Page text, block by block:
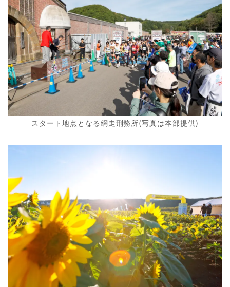
スタート地点となる網走刑務所(写真は本部提供)